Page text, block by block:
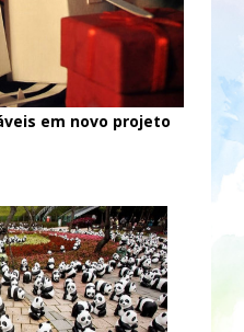
em novo projeto